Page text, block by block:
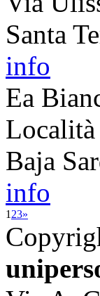
Santa
info
Ea
Località
Baja
info
1 23»